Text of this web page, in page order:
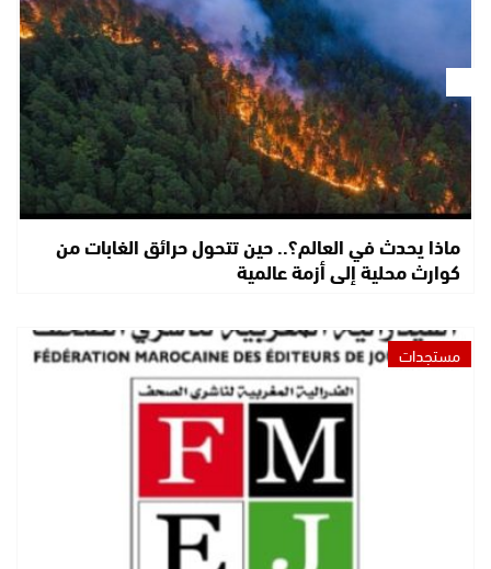
ماذا يحدث في العالم؟.. حين تتحول حرائق الغابات من
كوارث محلية إلى أزمة عالمية
مستجدات